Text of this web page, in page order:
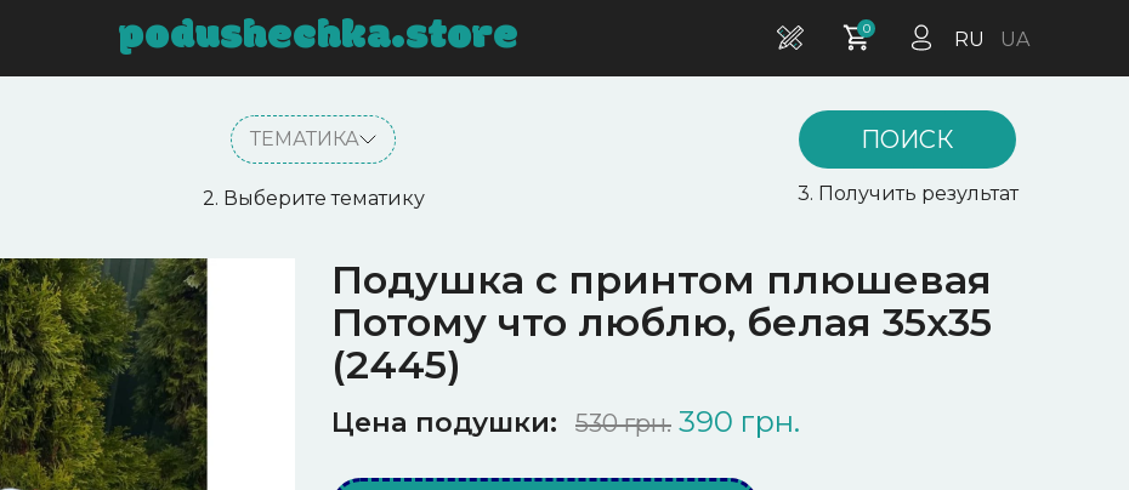
podushechka.store 0 RU UA
ТЕМАТИКА
2. Выберите тематику
ПОИСК
3. Получить результат
Подушка с принтом плюшевая
Потому что люблю, белая 35х35
(2445)
Цена подушки: 530 грн. 390 грн.